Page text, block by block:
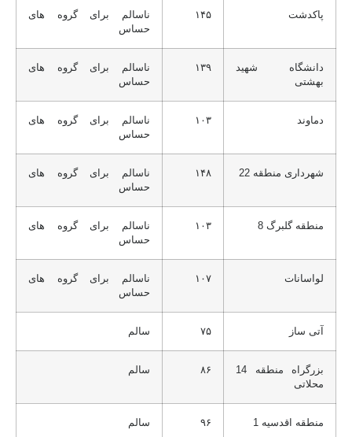
پاکدشت ۱۴۵
ناسالم برای گروه های
حساس
دانشگاه شهید
بهشتی
۱۳۹
ناسالم برای گروه های
حساس
دماوند ۱۰۳
ناسالم برای گروه های
حساس
شهرداری منطقه 22 ۱۴۸
ناسالم برای گروه های
حساس
منطقه گلبرگ 8 ۱۰۳
ناسالم برای گروه های
حساس
لواسانات ۱۰۷
ناسالم برای گروه های
حساس
آتی ساز ۷۵ سالم
بزرگراه منطقه 14
محلاتی
۸۶ سالم
منطقه اقدسیه 1 ۹۶ سالم